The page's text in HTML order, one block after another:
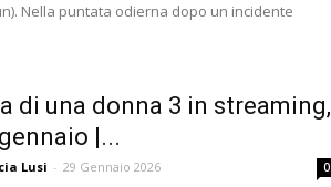
Nella puntata odierna dopo un incidente
di una donna 3 in streaming,
|...
Lusi - 29 Gennaio 2026 0